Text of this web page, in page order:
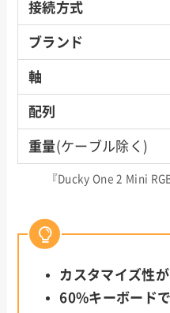
接続方式
ブランド
軸
配列
重量(ケーブル除く)
『Ducky One 2 Mini
カスタマイズ性
60%キーボード